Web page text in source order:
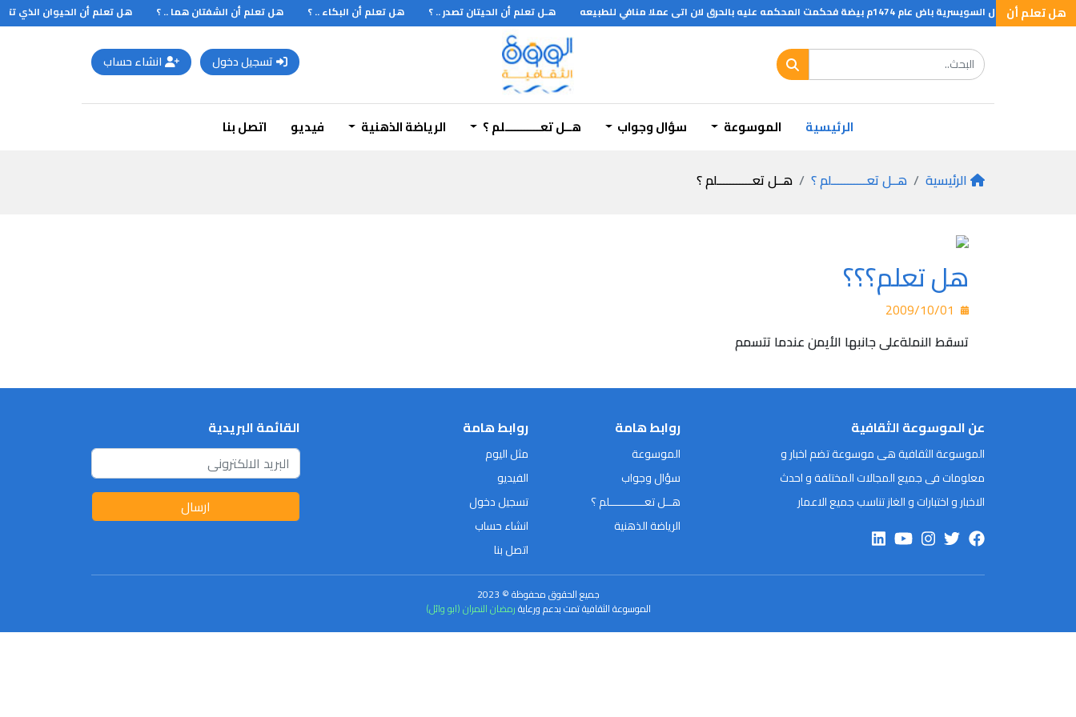
هل تعلم أن
عام 1474م بيضة فحكمت المحكمه عليه بالحرق لان اتى عملا منافي للطبيعه هـل تعلم أن الحيتان تصدر .. ؟ هل تعلم أن البكاء .. ؟ هل تعلم أن الشفتان هما .. ؟ هل تعلم أن الحيوان الذي
تسجيل دخول انشاء حساب
الرئيسية الموسوعة سؤال وجواب هــل تعـــــــــــلم ؟ الرياضة الذهنية فيديو اتصل بنا
الرئيسية هــل تعـــــــــــلم ؟ هــل تعـــــــــــلم ؟
هل تعلم؟؟؟
تسقط النملةعلى جانبها الأيمن عندما تتسمم
عن الموسوعة الثقافية
الموسوعة الثقافية هى موسوعة تضم اخبار و
معلومات فى جميع المجالات المختلفة و احدث
الاخبار و اختبارات و الغاز تناسب جميع الاعمار
روابط هامة
الموسوعة
سؤال وجواب
هــل تعـــــــــــلم ؟
الرياضة الذهنية
روابط هامة
مثل اليوم
الفيديو
تسجيل دخول
انشاء حساب
اتصل بنا
القائمة البريدية
ارسال
جميع الحقوق محفوظة © 2023
الموسوعة الثقافية تمت بدعم ورعايةرمضان النمران (ابو وائل)